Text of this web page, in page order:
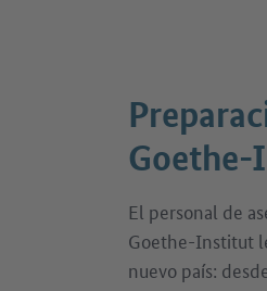
El personal de
Goethe-Institut
nuevo país: